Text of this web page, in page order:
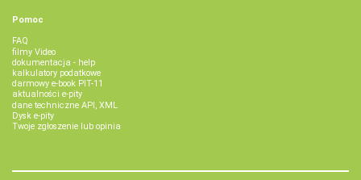
Pomoc
FAQ
filmy Video
dokumentacja - help
kalkulatory podatkowe
darmowy e-book PIT-11
aktualności e-pity
dane techniczne API, XML
Dysk e-pity
Twoje zgłoszenie lub opinia